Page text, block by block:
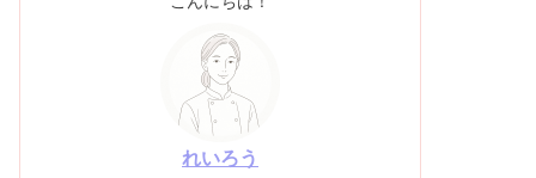
れいろう